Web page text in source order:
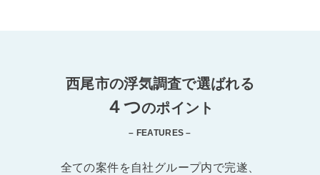
西尾市の浮気調査で選ばれる
４つのポイント
– FEATURES –
全ての案件を自社グループ内で完遂、